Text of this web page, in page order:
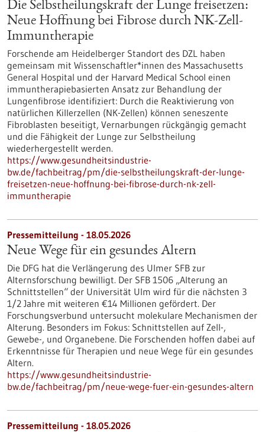
Die Selbstheilungskraft der Lunge freisetzen:
Neue Hoffnung bei Fibrose durch NK-Zell-
Immuntherapie
Forschende am Heidelberger Standort des DZL haben
gemeinsam mit Wissenschaftler*innen des Massachusetts
General Hospital und der Harvard Medical School einen
immuntherapiebasierten Ansatz zur Behandlung der
Lungenfibrose identifiziert: Durch die Reaktivierung von
natürlichen Killerzellen (NK-Zellen) können seneszente
Fibroblasten beseitigt, Vernarbungen rückgängig gemacht
und die Fähigkeit der Lunge zur Selbstheilung
wiederhergestellt werden.
https://www.gesundheitsindustrie-
bw.de/fachbeitrag/pm/die-selbstheilungskraft-der-lunge-
freisetzen-neue-hoffnung-bei-fibrose-durch-nk-zell-
immuntherapie
Pressemitteilung - 18.05.2026
Neue Wege für ein gesundes Altern
Die DFG hat die Verlängerung des Ulmer SFB zur
Alternsforschung bewilligt. Der SFB 1506 „Alterung an
Schnittstellen“ der Universität Ulm wird für die nächsten 3
1/2 Jahre mit weiteren €14 Millionen gefördert. Der
Forschungsverbund untersucht molekulare Mechanismen der
Alterung. Besonders im Fokus: Schnittstellen auf Zell-,
Gewebe-​, und Organebene. Die Forschenden hoffen dabei auf
Erkenntnisse für Therapien und neue Wege für ein gesundes
Altern.
https://www.gesundheitsindustrie-
bw.de/fachbeitrag/pm/neue-wege-fuer-ein-gesundes-altern
Pressemitteilung - 18.05.2026